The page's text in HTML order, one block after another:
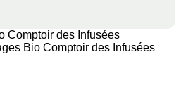
Bio Comptoir des Infusées